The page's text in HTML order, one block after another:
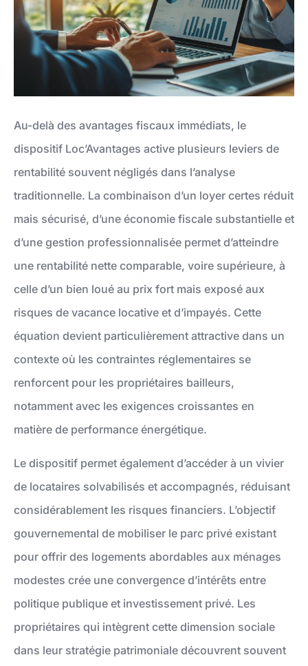
Au-delà des avantages fiscaux immédiats, le
dispositif Loc’Avantages active plusieurs leviers de
rentabilité souvent négligés dans l’analyse
traditionnelle. La combinaison d’un loyer certes réduit
mais sécurisé, d’une économie fiscale substantielle et
d’une gestion professionnalisée permet d’atteindre
une rentabilité nette comparable, voire supérieure, à
celle d’un bien loué au prix fort mais exposé aux
risques de vacance locative et d’impayés. Cette
équation devient particulièrement attractive dans un
contexte où les contraintes réglementaires se
renforcent pour les propriétaires bailleurs,
notamment avec les exigences croissantes en
matière de performance énergétique.
Le dispositif permet également d’accéder à un vivier
de locataires solvabilisés et accompagnés, réduisant
considérablement les risques financiers. L’objectif
gouvernemental de mobiliser le parc privé existant
pour offrir des logements abordables aux ménages
modestes crée une convergence d’intérêts entre
politique publique et investissement privé. Les
propriétaires qui intègrent cette dimension sociale
dans leur stratégie patrimoniale découvrent souvent